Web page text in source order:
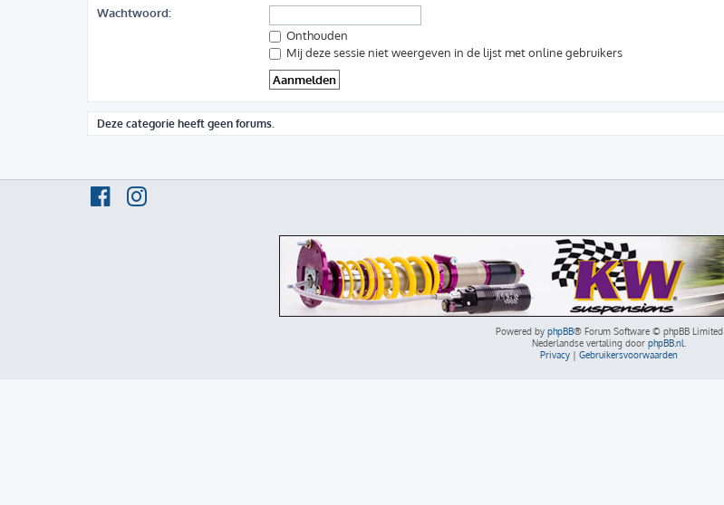
Wachtwoord:
Onthouden
Mij deze sessie niet weergeven in de lijst met online gebruikers
Deze categorie heeft geen forums.
Powered by phpBB® Forum Software © phpBB Limited
Nederlandse vertaling door phpBB.nl
Privacy | Gebruikersvoorwaarden